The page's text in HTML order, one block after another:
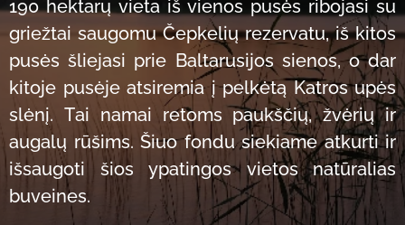
190 hektarų vieta iš vienos pusės ribojasi su
griežtai saugomu Čepkelių rezervatu, iš kitos
pusės šliejasi prie Baltarusijos sienos, o dar
kitoje pusėje atsiremia į pelkėtą Katros upės
slėnį. Tai namai retoms paukščių, žvėrių ir
augalų rūšims. Šiuo fondu siekiame atkurti ir
išsaugoti šios ypatingos vietos natūralias
buveines.